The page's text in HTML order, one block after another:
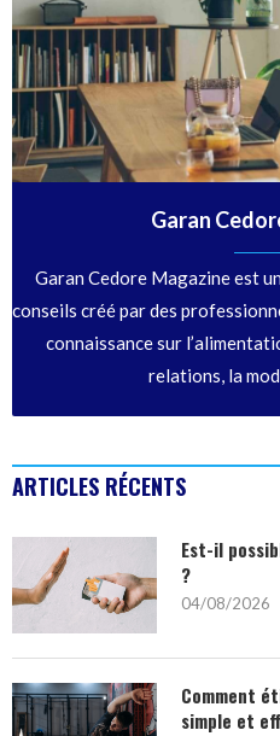
Garan
Garan Cedore Magazine est
conseils créé par des
connaissance sur
relations, la
ARTICLES RÉCENTS
Est-il
?
04/08/2026
Comment
simple et